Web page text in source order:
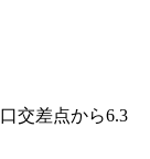
交差点から6.3